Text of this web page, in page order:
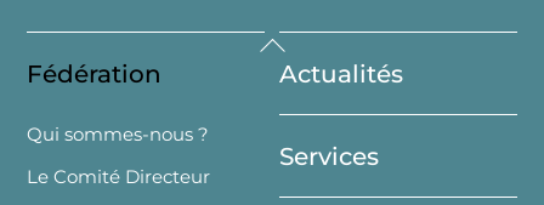
Back
To
Top
Fédération
Qui sommes-nous ?
Le Comité Directeur
Actualités
Services